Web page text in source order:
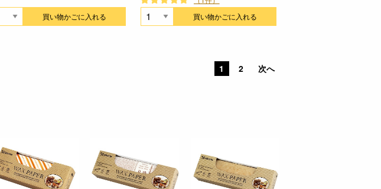
買い物かごに入れる
買い物かごに入れる
1 2 次へ